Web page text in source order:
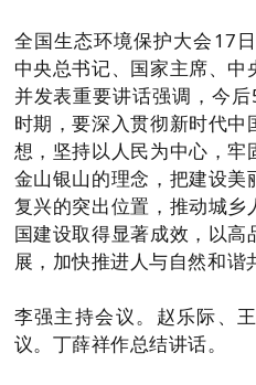
全国生态环境保护大会17
中央总书记、国家主席、
并发表重要讲话强调，今
时期，要深入贯彻新时代
想，坚持以人民为中心，
金山银山的理念，把建设
复兴的突出位置，推动城乡
国建设取得显著成效，以
展，加快推进人与自然和谐
李强主持会议。赵乐际、
议。丁薛祥作总结讲话。